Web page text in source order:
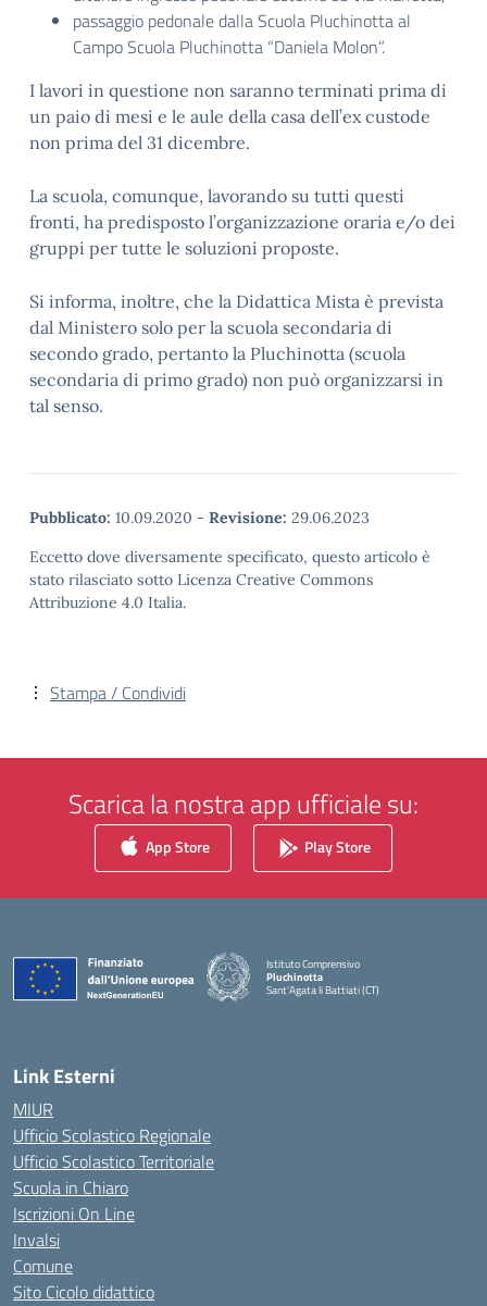
passaggio pedonale dalla Scuola Pluchinotta al
Campo Scuola Pluchinotta “Daniela Molon”.
I lavori in questione non saranno terminati prima di
un paio di mesi e le aule della casa dell’ex custode
non prima del 31 dicembre.
La scuola, comunque, lavorando su tutti questi
fronti, ha predisposto l’organizzazione oraria e/o dei
gruppi per tutte le soluzioni proposte.
Si informa, inoltre, che la Didattica Mista è prevista
dal Ministero solo per la scuola secondaria di
secondo grado, pertanto la Pluchinotta (scuola
secondaria di primo grado) non può organizzarsi in
tal senso.
Pubblicato: 10.09.2020 - Revisione: 29.06.2023
Eccetto dove diversamente specificato, questo articolo è
stato rilasciato sotto Licenza Creative Commons
Attribuzione 4.0 Italia.
Stampa / Condividi
Scarica la nostra app ufficiale su:
App Store Play Store
Istituto Comprensivo
Pluchinotta
Sant'Agata li Battiati (CT)
— Visita la pagina iniziale della scuola
Link Esterni
MIUR
Ufficio Scolastico Regionale
Ufficio Scolastico Territoriale
Scuola in Chiaro
Iscrizioni On Line
Invalsi
Comune
Sito Cicolo didattico